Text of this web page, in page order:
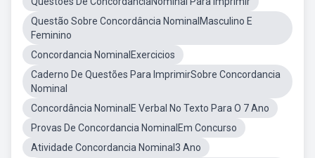
Questão Sobre Concordância NominalMasculino E
Feminino
Concordancia NominalExercicios
Caderno De Questões Para ImprimirSobre Concordancia
Nominal
Concordância NominalE Verbal No Texto Para O 7 Ano
Provas De Concordancia NominalEm Concurso
Atividade Concordancia Nominal3 Ano